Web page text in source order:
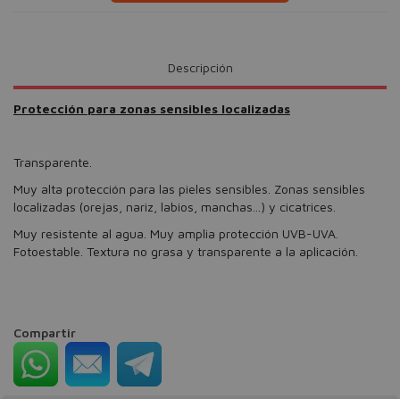
Descripción
Protección para zonas sensibles localizadas
Transparente.
Muy alta protección para las pieles sensibles. Zonas sensibles
localizadas (orejas, nariz, labios, manchas...) y cicatrices.
Muy resistente al agua. Muy amplia protección UVB-UVA.
Fotoestable. Textura no grasa y transparente a la aplicación.
Compartir